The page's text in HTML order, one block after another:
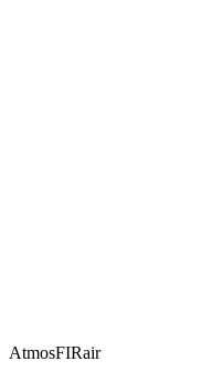
AtmosFIRair